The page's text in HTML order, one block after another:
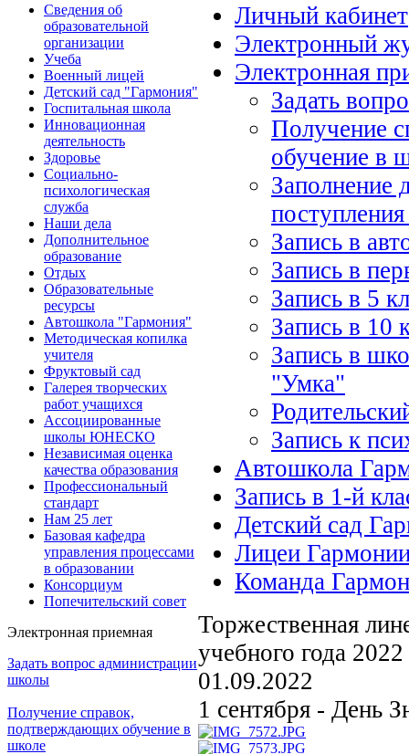
Сведения об
образовательной
организации
Учеба
Военный лицей
Детский сад "Гармония"
Госпитальная школа
Инновационная
деятельность
Здоровье
Социально-
психологическая
служба
Наши дела
Дополнительное
образование
Отдых
Образовательные
ресурсы
Автошкола "Гармония"
Методическая копилка
учителя
Фруктовый сад
Галерея творческих
работ учащихся
Ассоциированные
школы ЮНЕСКО
Независимая оценка
качества образования
Профессиональный
стандарт
Нам 25 лет
Базовая кафедра
управления процессами
в образовании
Консорциум
Попечительский совет
Электронная приемная
Задать вопрос администрации
школы
Получение справок,
подтверждающих обучение в
школе
Личный кабинет
Электронный
Электронная
Задать
Получение
обучение в
Заполнение
Запись в
Запись в
Запись в 5
Запись в 10
Запись в
"Умка"
Запись к
Автошкола
Запись в 1-й
Детский сад
Лицеи
Команда
Торжественная
учебного года 2022
01.09.2022
1 сентября - День